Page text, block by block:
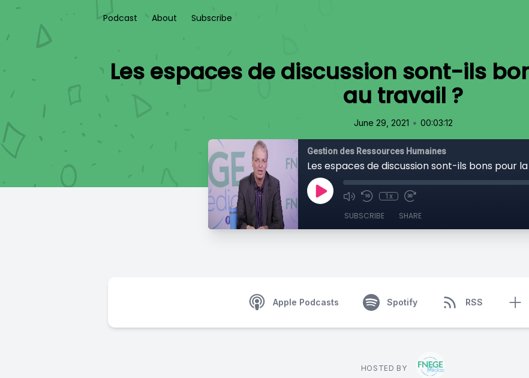
Podcast About Subscribe
Les espaces de discussion sont-ils
au travail ?
June 29, 2021 • 00:03:12
Gestion des Ressources Humaines
1x
SUBSCRIBE SHARE
Apple Podcasts Spotify RSS
HOSTED BY